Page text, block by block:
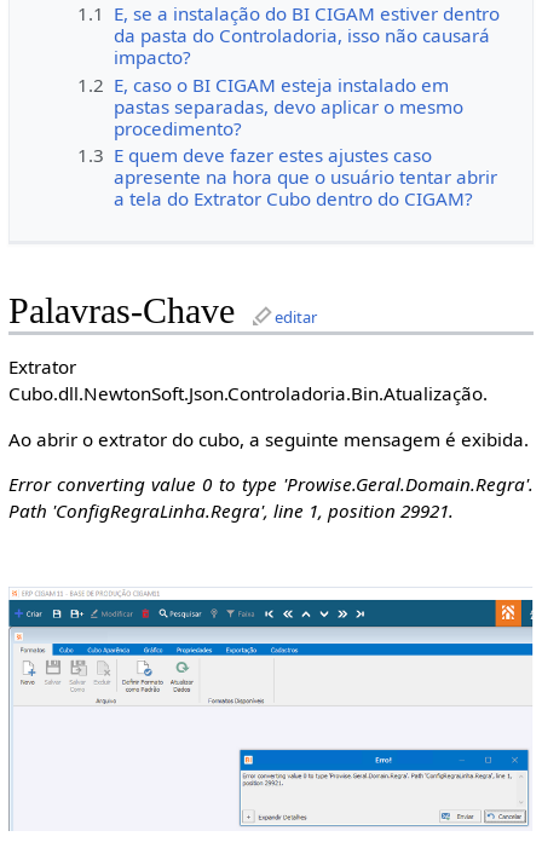
1.1 E, se a instalação do BI CIGAM estiver dentro
da pasta do Controladoria, isso não causará
impacto?
1.2 E, caso o BI CIGAM esteja instalado em
pastas separadas, devo aplicar o mesmo
procedimento?
1.3 E quem deve fazer estes ajustes caso
apresente na hora que o usuário tentar abrir
a tela do Extrator Cubo dentro do CIGAM?
Palavras-Chave editar
Extrator
Cubo.dll.NewtonSoft.Json.Controladoria.Bin.Atualização.
Ao abrir o extrator do cubo, a seguinte mensagem é exibida.
Error converting value 0 to type 'Prowise.Geral.Domain.Regra'.
Path 'ConfigRegraLinha.Regra', line 1, position 29921.